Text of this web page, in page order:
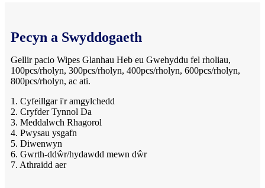
Pecyn a Swyddogaeth
Gellir pacio Wipes Glanhau Heb eu Gwehyddu fel rholiau,
100pcs/rholyn, 300pcs/rholyn, 400pcs/rholyn, 600pcs/rholyn,
800pcs/rholyn, ac ati.
1. Cyfeillgar i'r amgylchedd
2. Cryfder Tynnol Da
3. Meddalwch Rhagorol
4. Pwysau ysgafn
5. Diwenwyn
6. Gwrth-ddŵr/hydawdd mewn dŵr
7. Athraidd aer